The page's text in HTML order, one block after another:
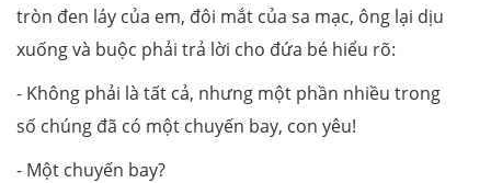
tròn đen láy của em, đôi mắt của sa mạc, ông lại dịu
xuống và buộc phải trả lời cho đứa bé hiểu rõ:
- Không phải là tất cả, nhưng một phần nhiều trong
số chúng đã có một chuyến bay, con yêu!
- Một chuyến bay?